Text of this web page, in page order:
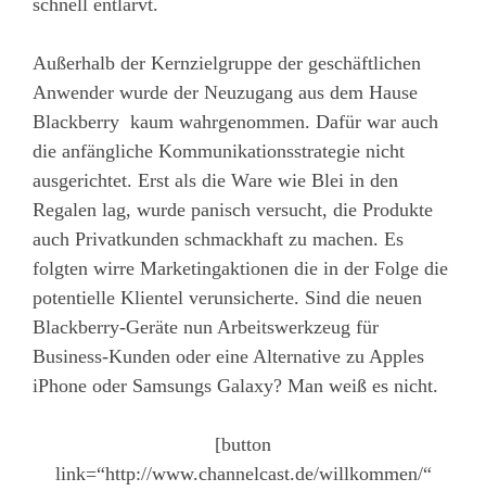
schnell entlarvt.
Außerhalb der Kernzielgruppe der geschäftlichen
Anwender wurde der Neuzugang aus dem Hause
Blackberry kaum wahrgenommen. Dafür war auch
die anfängliche Kommunikationsstrategie nicht
ausgerichtet. Erst als die Ware wie Blei in den
Regalen lag, wurde panisch versucht, die Produkte
auch Privatkunden schmackhaft zu machen. Es
folgten wirre Marketingaktionen die in der Folge die
potentielle Klientel verunsicherte. Sind die neuen
Blackberry-Geräte nun Arbeitswerkzeug für
Business-Kunden oder eine Alternative zu Apples
iPhone oder Samsungs Galaxy? Man weiß es nicht.
[button
link=“http://www.channelcast.de/willkommen/“